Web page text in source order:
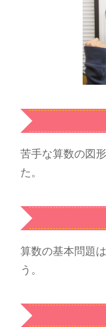
苦手な算数の図
た。
算数の基本問題
う。